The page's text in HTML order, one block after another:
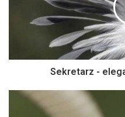
Sekretarz -